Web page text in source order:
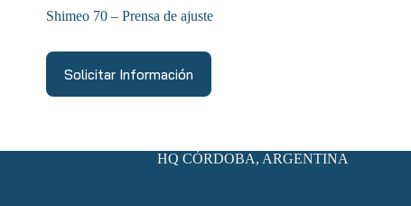
Shimeo 70 – Prensa de ajuste
Solicitar Información
HQ CÓRDOBA, ARGENTINA